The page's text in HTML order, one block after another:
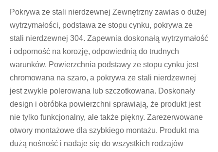
Pokrywa ze stali nierdzewnej Zewnętrzny zawias o dużej
wytrzymałości, podstawa ze stopu cynku, pokrywa ze
stali nierdzewnej 304. Zapewnia doskonałą wytrzymałość
i odporność na korozję, odpowiednią do trudnych
warunków. Powierzchnia podstawy ze stopu cynku jest
chromowana na szaro, a pokrywa ze stali nierdzewnej
jest zwykle polerowana lub szczotkowana. Doskonały
design i obróbka powierzchni sprawiają, że produkt jest
nie tylko funkcjonalny, ale także piękny. Zarezerwowane
otwory montażowe dla szybkiego montażu. Produkt ma
dużą nośność i nadaje się do wszystkich rodzajów